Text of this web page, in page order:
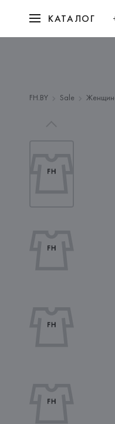
КАТАЛОГ
FH.BY Sale